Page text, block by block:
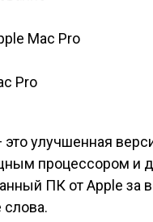
Mac Pro
Pro
улучшенная
процессором и
ПК от Apple за